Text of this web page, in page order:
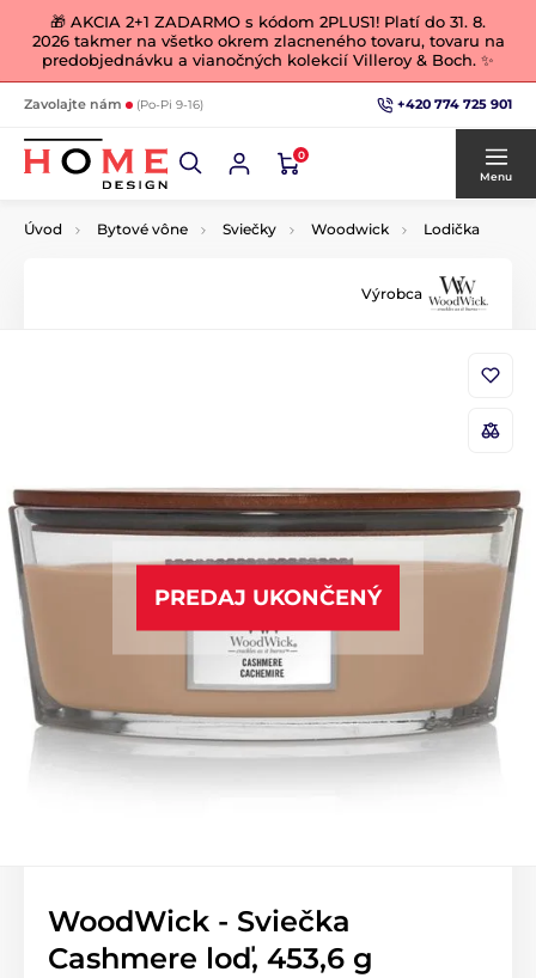
🎁 AKCIA 2+1 ZADARMO s kódom 2PLUS1! Platí do 31. 8.
2026 takmer na všetko okrem zlacneného tovaru, tovaru na
predobjednávku a vianočných kolekcií Villeroy & Boch. ✨
Zavolajte nám (Po-Pi 9-16) +420 774 725 901
0
Menu
Úvod Bytové vône Sviečky Woodwick Lodička
Výrobca
PREDAJ UKONČENÝ
WoodWick - Sviečka
Cashmere loď, 453,6 g